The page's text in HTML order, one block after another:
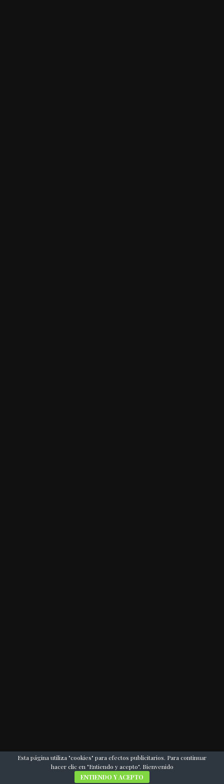
Esta página utiliza "cookies" para efectos publicitarios. Para continuar
hacer clic en "Entiendo y acepto". Bienvenido
ENTIENDO Y ACEPTO